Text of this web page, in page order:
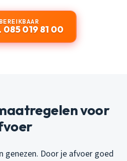
085 019 81 00
voor
genezen. Door je afvoer goed